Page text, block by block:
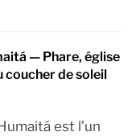
— Phare, église
coucher de soleil
est l’un